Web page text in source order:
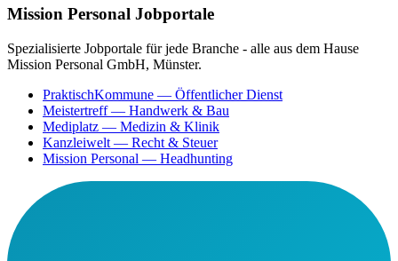
Mission Personal Jobportale
Spezialisierte Jobportale für jede Branche - alle aus dem Hause
Mission Personal GmbH, Münster.
PraktischKommune — Öffentlicher Dienst
Meistertreff— Handwerk & Bau
Mediplatz — Medizin & Klinik
Kanzleiwelt — Recht & Steuer
Mission Personal — Headhunting